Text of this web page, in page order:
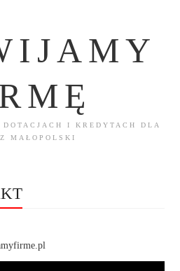
I KREDYTACH DLA
MAŁOPOLSKI